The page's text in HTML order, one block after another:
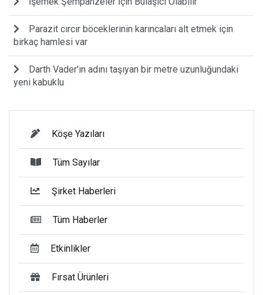
Parazit cırcır böceklerinin karıncaları alt etmek için
birkaç hamlesi var
Darth Vader'ın adını taşıyan bir metre uzunluğundaki
yeni kabuklu
Köşe Yazıları
Tüm Sayılar
Şirket Haberleri
Tüm Haberler
Etkinlikler
Fırsat Ürünleri